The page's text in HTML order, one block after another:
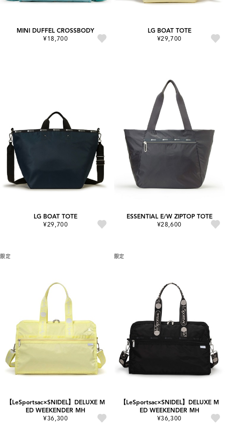
MINI DUFFEL CROSSBODY
¥18,700
LG BOAT TOTE
¥29,700
LG BOAT TOTE
¥29,700
ESSENTIAL E/W ZIPTOP TOTE
¥28,600
限定
【LeSportsac×SNIDEL】DELUXE M
ED WEEKENDER MH
¥36,300
限定
【LeSportsac×SNIDEL】DELUXE M
ED WEEKENDER MH
¥36,300